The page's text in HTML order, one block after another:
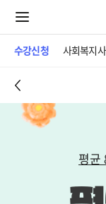
수강신청 사회복지사
평균